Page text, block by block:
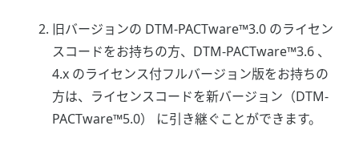
旧バージョンの DTM-PACTware™3.0 のライセン
スコードをお持ちの方、DTM-PACTware™3.6 、
4.x のライセンス付フルバージョン版をお持ちの
方は、ライセンスコードを新バージョン（DTM-
PACTware™5.0） に引き継ぐことができます。